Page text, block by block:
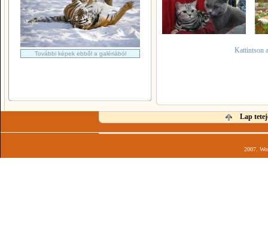
További képek ebből a galériából Kattintson
Lap
2007.